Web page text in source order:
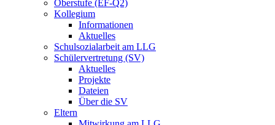
Oberstufe (EF-Q2)
Kollegium
Informationen
Aktuelles
Schulsozialarbeit am LLG
Schülervertretung (SV)
Aktuelles
Projekte
Dateien
Über die SV
Eltern